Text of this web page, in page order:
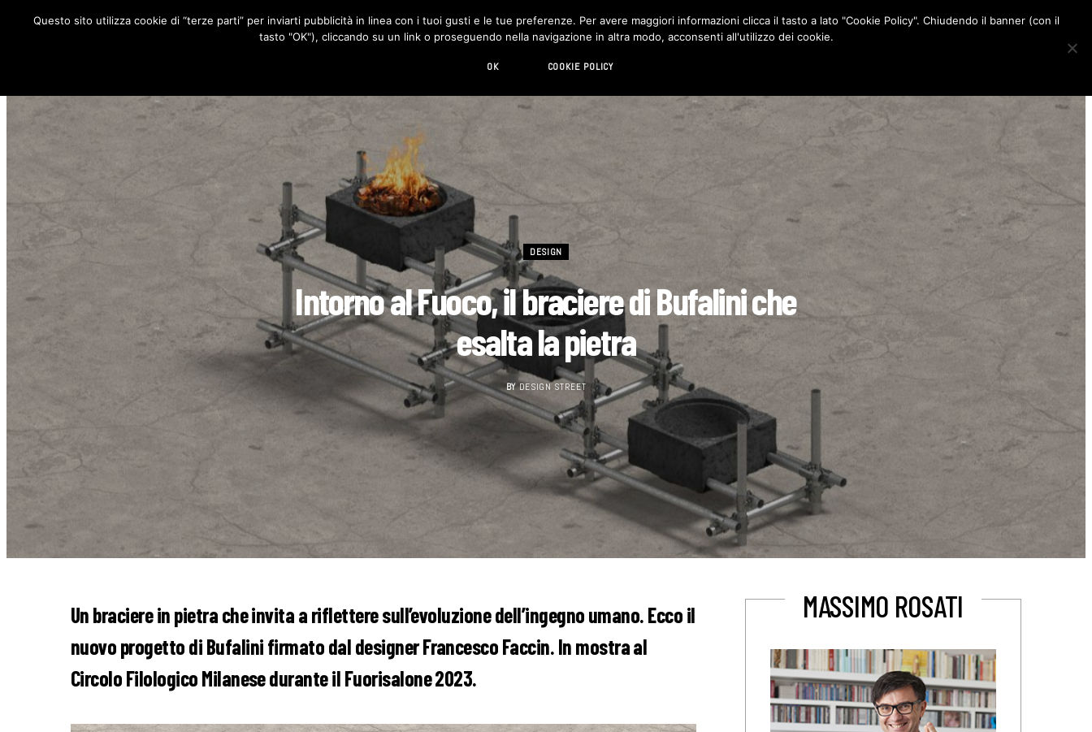
RUBRICHE DESIGN LIVING HI-TECH CHI SIAMO CONTATTI
o
g
r
d
DESIGN
Intorno al Fuoco, il braciere di Bufalini che
esalta la pietra
BY DESIGN STREET
Un braciere in pietra che invita a riflettere sull’evoluzione dell’ingegno umano. Ecco il
nuovo progetto di Bufalini firmato dal designer Francesco Faccin. In mostra al
Circolo Filologico Milanese durante il Fuorisalone 2023.
MASSIMO ROSATI
Questo sito utilizza cookie di “terze parti” per inviarti pubblicità in linea con i tuoi gusti e le tue preferenze. Per avere maggiori informazioni clicca il tasto a lato "Cookie Policy". Chiudendo il banner (con il
tasto "OK"), cliccando su un link o proseguendo nella navigazione in altra modo, acconsenti all'utilizzo dei cookie.
OK COOKIE POLICY